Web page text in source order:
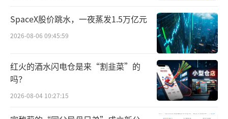
此次中国郎·英雄会除了福利多多，活动
时间也是超长待机，从10月30日持续到2025年
1月3日。长达两个多月的活动期，将带领广大
美食爱好者在这场美食与美酒的极致体验之旅
中，尽情享受，一次吃过瘾、喝到位。
SpaceX股价跳水，一夜蒸发1.5万亿元
2026-08-06 09:45:59
红火的酒水闪电仓是来“割韭菜”的
吗？
2026-08-04 10:27:15